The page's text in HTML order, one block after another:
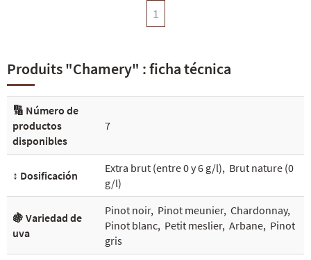
1
Produits "Chamery" : ficha técnica
🔢 Número de
productos
disponibles
7
↕️ Dosificación
Extra brut (entre 0 y 6 g/l), Brut nature (0
g/l)
🍇 Variedad de
uva
Pinot noir, Pinot meunier, Chardonnay,
Pinot blanc, Petit meslier, Arbane, Pinot
gris